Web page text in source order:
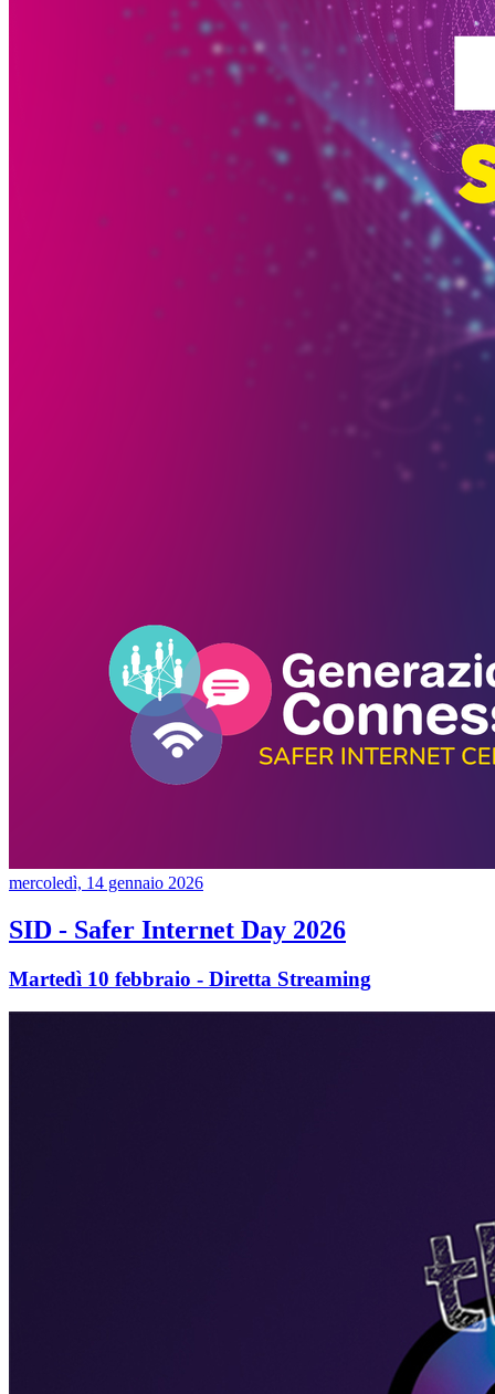
mercoledì, 14 gennaio 2026
SID - Safer Internet Day 2026
Martedì 10 febbraio - Diretta Streaming